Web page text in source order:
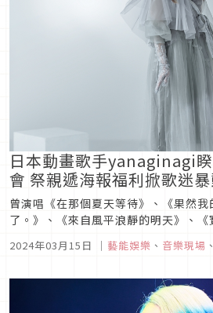
日本動畫歌手yanaginagi
會 祭親遞海報福利掀歌迷
曾演唱《在那個夏天等待》、《果然
了。》、《來自風平浪靜的明天》、
「yanaginagi」日前宣布即將展開
2024年03月15日 ｜ 藝能娛樂 、 音樂現場 、